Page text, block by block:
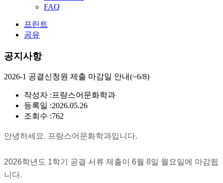
FAQ
프린트
공유
공지사항
2026-1 공결신청원 제출 마감일 안내(~6/8)
작성자 :프랑스어문화학과
등록일 :2026.05.26
조회수 :762
안녕하세요. 프랑스어문화학과입니다.
2026학년도 1학기 공결 서류 제출이 6월 8일 월요일에 마감됩
니다.